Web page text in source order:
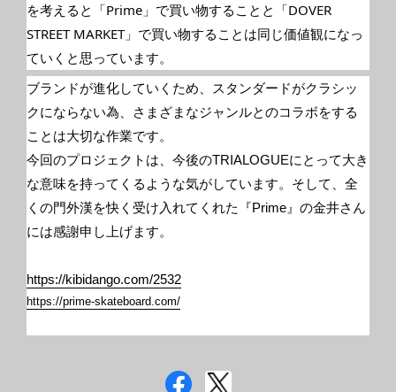
を考えると「Prime」で買い物することと「DOVER
STREET MARKET」で買い物することは同じ価値観になっ
ていくと思っています。
ブランドが進化していくため、スタンダードがクラシッ
クにならない為、さまざまなジャンルとのコラボをする
ことは大切な作業です。
今回のプロジェクトは、今後のTRIALOGUEにとって大き
な意味を持ってくるような気がしています。そして、全
くの門外漢を快く受け入れてくれた『Prime』の金井さん
には感謝申し上げます。
https://kibidango.com/2532
https://prime-skateboard.com/